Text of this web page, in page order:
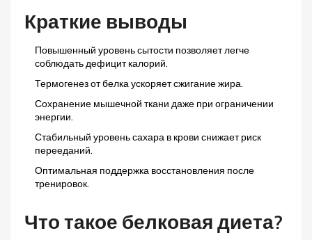
Краткие выводы
Повышенный уровень сытости позволяет легче
соблюдать дефицит калорий.
Термогенез от белка ускоряет сжигание жира.
Сохранение мышечной ткани даже при ограничении
энергии.
Стабильный уровень сахара в крови снижает риск
перееданий.
Оптимальная поддержка восстановления после
тренировок.
Что такое белковая диета?